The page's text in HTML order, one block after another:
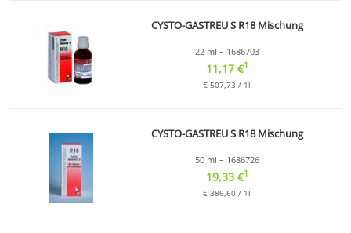
CYSTO-GASTREU S R18 Mischung
22 ml – 1686703
11,17 €1
€ 507,73 / 1l
CYSTO-GASTREU S R18 Mischung
50 ml – 1686726
19,33 €1
€ 386,60 / 1l